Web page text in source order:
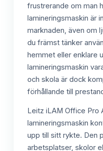
frustrerande om man
lamineringsmaskin är
marknaden, även om
du främst tänker
hemmet eller enklare
lamineringsmaskin
och skola är dock
förhållande till
Leitz iLAM Office Pro
lamineringsmaskin
upp till sitt rykte. Den
arbetsplatser, skolor